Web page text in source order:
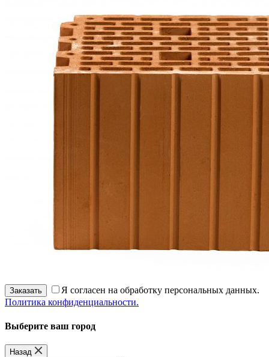
Заказать
Я согласен на обработку персональных данных.
Политика конфиденциальности.
Выберите ваш город
Назад